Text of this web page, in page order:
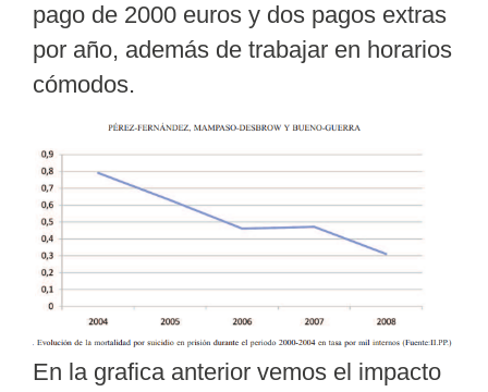
pago de 2000 euros y dos pagos extras
por año, además de trabajar en horarios
cómodos.
En la grafica anterior vemos el impacto